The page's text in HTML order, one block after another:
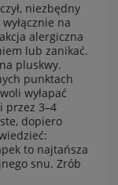
niezbędny
na
alergiczna
lub zanikać.
pluskwy.
punktach
wyłapać
przez 3–4
dopiero
to najtańsza
snu. Zrób